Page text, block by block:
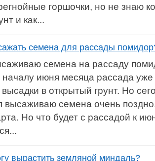
горшочки, но не знаю
и как...
семена для рассады
семена на рассаду
началу июня месяца рассада уже
высадки в открытый грунт. Но
высаживаю семена очень
Но что будет с рассадой к
вырастить земляной миндаль?